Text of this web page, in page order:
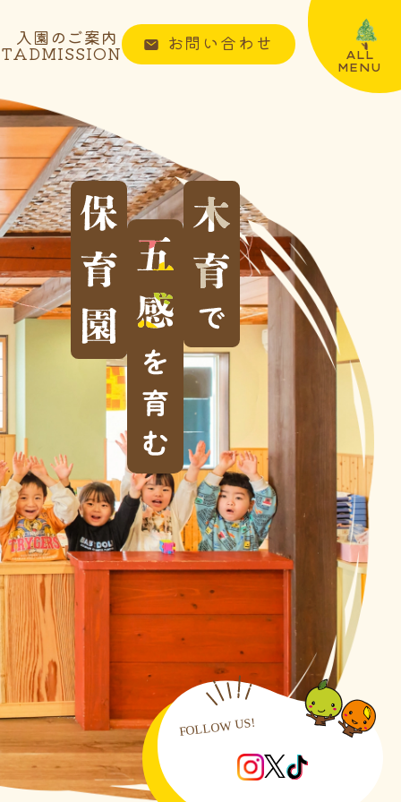
ALL
MENU
入園のご案内
ADMISSION お問い合わせ